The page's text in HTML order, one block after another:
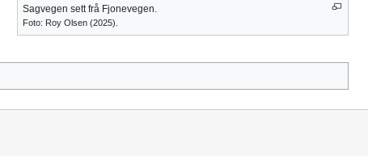
Sagvegen sett frå Fjonevegen.
Foto: Roy Olsen (2025).